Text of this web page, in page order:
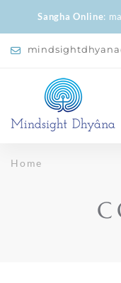
Sangha Online:
Home